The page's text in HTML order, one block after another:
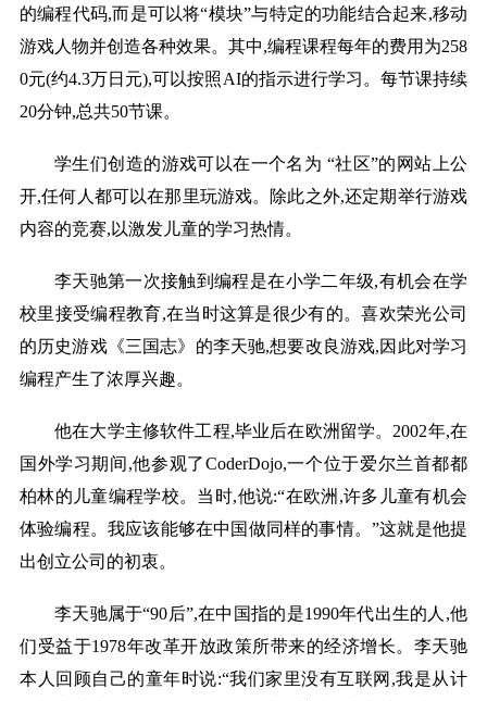
的编程代码,而是可以将“模块”与特定的功能结合起来,移动
游戏人物并创造各种效果。其中,编程课程每年的费用为258
0元(约4.3万日元),可以按照AI的指示进行学习。每节课持续
20分钟,总共50节课。
学生们创造的游戏可以在一个名为 “社区”的网站上公
开,任何人都可以在那里玩游戏。除此之外,还定期举行游戏
内容的竞赛,以激发儿童的学习热情。
李天驰第一次接触到编程是在小学二年级,有机会在学
校里接受编程教育,在当时这算是很少有的。喜欢荣光公司
的历史游戏《三国志》的李天驰,想要改良游戏,因此对学习
编程产生了浓厚兴趣。
他在大学主修软件工程,毕业后在欧洲留学。2002年,在
国外学习期间,他参观了CoderDojo,一个位于爱尔兰首都都
柏林的儿童编程学校。当时,他说:“在欧洲,许多儿童有机会
体验编程。我应该能够在中国做同样的事情。”这就是他提
出创立公司的初衷。
李天驰属于“90后”,在中国指的是1990年代出生的人,他
们受益于1978年改革开放政策所带来的经济增长。李天驰
本人回顾自己的童年时说:“我们家里没有互联网,我是从计